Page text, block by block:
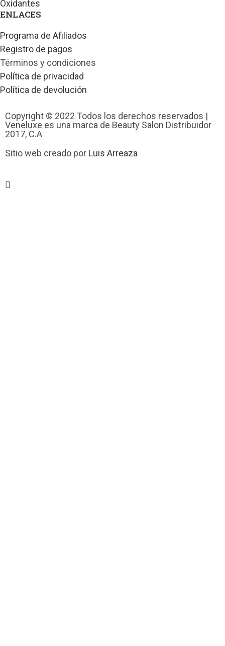
Oxidantes
ENLACES
Programa de Afiliados
Registro de pagos
Términos y condiciones
Política de privacidad
Política de devolución
Copyright © 2022 Todos los derechos reservados |
Veneluxe es una marca de Beauty Salon Distribuidor
2017, C.A
Sitio web creado por Luis Arreaza